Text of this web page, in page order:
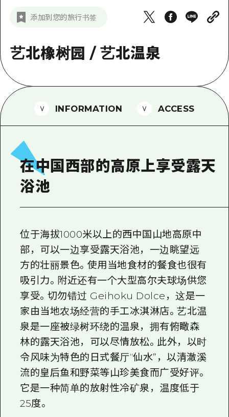
标准
治愈
自然
宫岛周边
短途旅行
东山口
爱媛
超值的游览门票
广岛免费无线上网
通过视频介绍广岛县的魅力！
灾难发生期间的交通信息
广岛观光宣传册
新闻
添加到您的旅行书签
艺北橡树园 / 艺北温泉
INFORMATION ACCESS
在中国西部的高原上享受露天
浴池
位于海拔1000米以上的西中国山地高原中
部，可以一边享受露天浴池，一边眺望远
方的壮丽景色。使用当地食材的餐食也很有
吸引力。附近还有一个大型高尔夫球场供您
享受。切勿错过 Geihoku Dolce，这是一
家由当地农场经营的手工冰淇淋店。艺北温
泉是一座被绿树环绕的温泉，拥有俯瞰森
林的露天浴池，可以尽情放松。此外，以时
令风味为特色的日式餐厅“仙水”，以清澈溪
流的皇后鱼和野菜等山珍美食而广受好评。
它是一种简单的放射性冷矿泉，温度低于
25度。